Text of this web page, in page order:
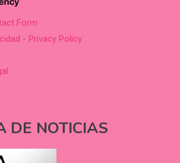
Form
- Privacy Policy
DE NOTICIAS